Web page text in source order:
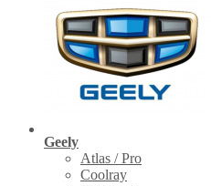
Geely
Atlas / Pro
Coolray